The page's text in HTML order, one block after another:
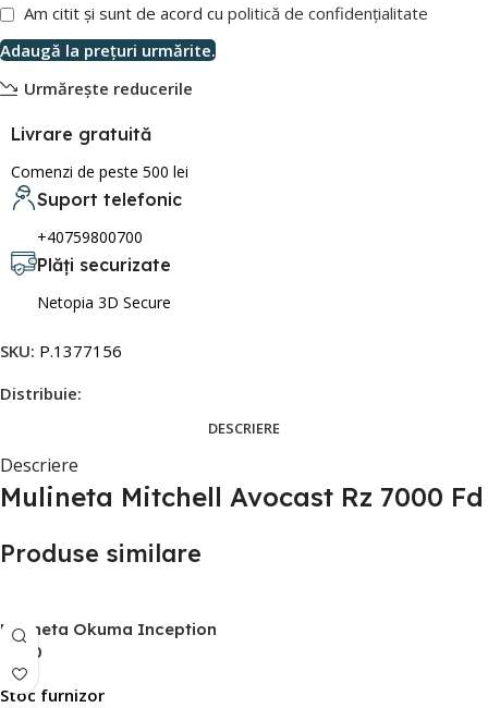
Am citit și sunt de acord cu politică de confidențialitate
Adaugă la prețuri urmărite.
Urmărește reducerile
Livrare gratuită
Comenzi de peste 500 lei
Suport telefonic
+40759800700
Plăți securizate
Netopia 3D Secure
SKU: P.1377156
Distribuie:
DESCRIERE
Descriere
Mulineta Mitchell Avocast Rz 7000 Fd
Produse similare
Mulineta Okuma Inception
8000
Stoc furnizor